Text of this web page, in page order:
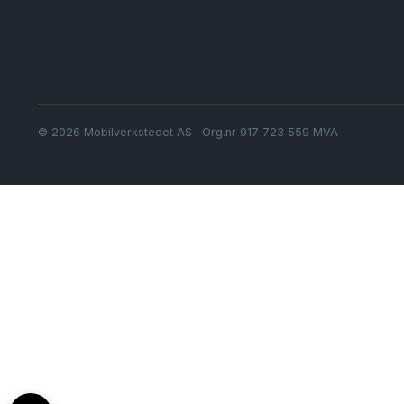
© 2026 Mobilverkstedet AS · Org.nr 917 723 559 MVA